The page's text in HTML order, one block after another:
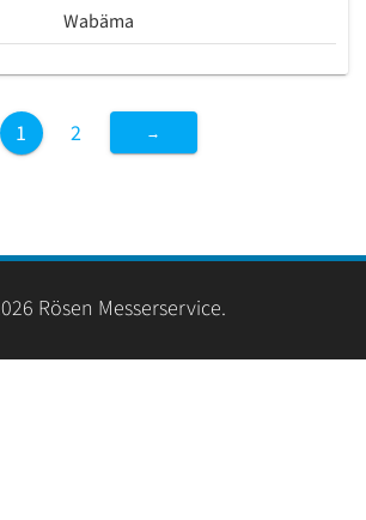
Wabäma
1 2 →
Rösen Messerservice.